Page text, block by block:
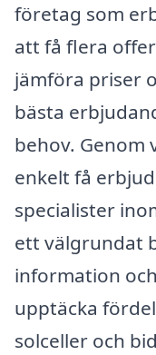
företag som
att få flera
jämföra priser
bästa
behov. Genom
enkelt få
specialister
ett välgrundat
information
upptäcka
solceller och